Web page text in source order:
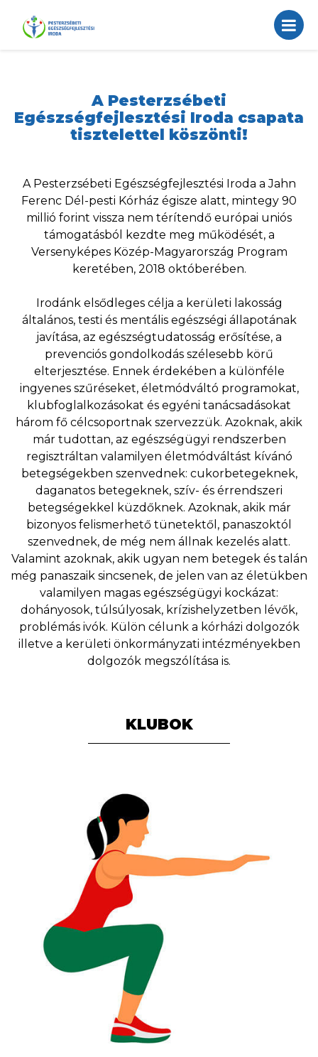
A Pesterzsébeti
Egészségfejlesztési Iroda csapata
tisztelettel köszönti!
A Pesterzsébeti Egészségfejlesztési Iroda a Jahn
Ferenc Dél-pesti Kórház égisze alatt, mintegy 90
millió forint vissza nem térítendő európai uniós
támogatásból kezdte meg működését, a
Versenyképes Közép-Magyarország Program
keretében, 2018 októberében.
Irodánk elsődleges célja a kerületi lakosság
általános, testi és mentális egészségi állapotának
javítása, az egészségtudatosság erősítése, a
prevenciós gondolkodás szélesebb körű
elterjesztése. Ennek érdekében a különféle
ingyenes szűréseket, életmódváltó programokat,
klubfoglalkozásokat és egyéni tanácsadásokat
három fő célcsoportnak szervezzük. Azoknak, akik
már tudottan, az egészségügyi rendszerben
regisztráltan valamilyen életmódváltást kívánó
betegségekben szenvednek: cukorbetegeknek,
daganatos betegeknek, szív- és érrendszeri
betegségekkel küzdőknek. Azoknak, akik már
bizonyos felismerhető tünetektől, panaszoktól
szenvednek, de még nem állnak kezelés alatt.
Valamint azoknak, akik ugyan nem betegek és talán
még panaszaik sincsenek, de jelen van az életükben
valamilyen magas egészségügyi kockázat:
dohányosok, túlsúlyosak, krízishelyzetben lévők,
problémás ivók. Külön célunk a kórházi dolgozók
illetve a kerületi önkormányzati intézményekben
dolgozók megszólítása is.
KLUBOK